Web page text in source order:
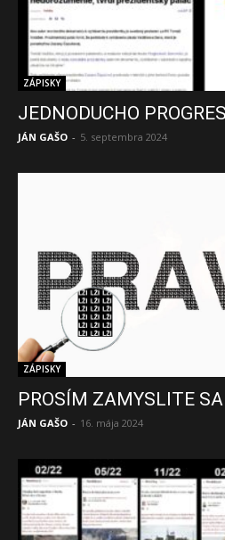
ZÁPISKY
JEDNODUCHO
JÁN GAŠO - 5. septembra 2024
ZÁPISKY
PROSÍM ZAMYSLITE SA
JÁN GAŠO - 16. mája 2024